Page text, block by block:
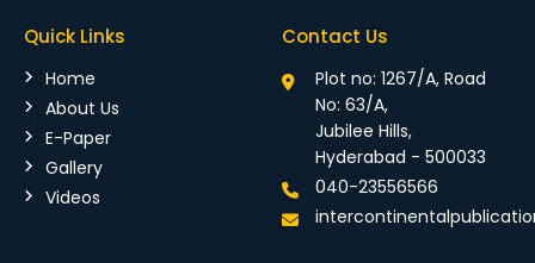
Quick Links
Home
About Us
E-Paper
Gallery
Videos
Contact Us
Plot no: 1267/A, Road
No: 63/A,
Jubilee Hills,
Hyderabad - 500033
040-23556566